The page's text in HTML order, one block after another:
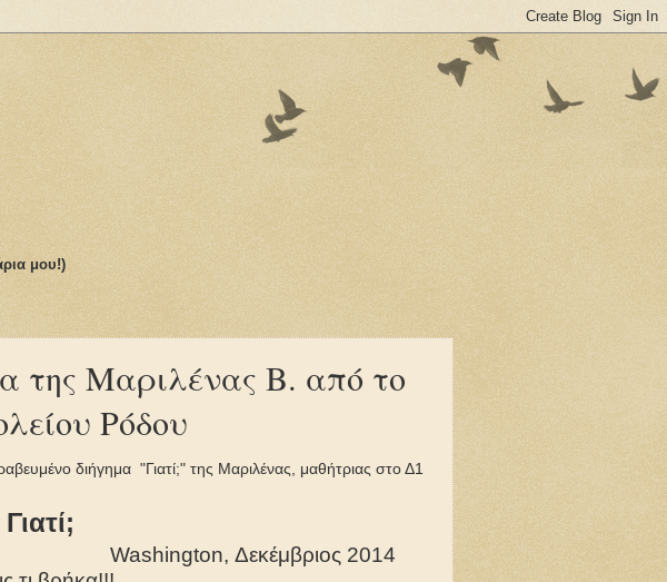
μου!)
της Μαριλένας Β. από το
Ρόδου
διήγημα "Γιατί;" της Μαριλένας, μαθήτριας στο Δ1
Γιατί;
Washington, Δεκέμβριος 2014